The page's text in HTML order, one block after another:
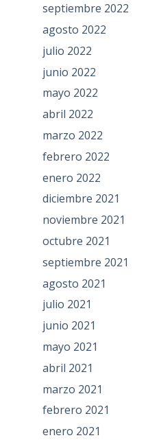
septiembre 2022
agosto 2022
julio 2022
junio 2022
mayo 2022
abril 2022
marzo 2022
febrero 2022
enero 2022
diciembre 2021
noviembre 2021
octubre 2021
septiembre 2021
agosto 2021
julio 2021
junio 2021
mayo 2021
abril 2021
marzo 2021
febrero 2021
enero 2021